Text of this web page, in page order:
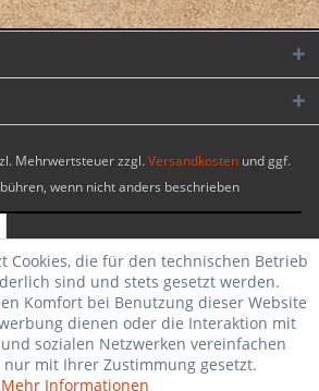
Mehrwertsteuer zzgl.Versandkosten und ggf.
wenn nicht anders beschrieben
Shopware|Theme by WebSelect
Cookies, die für den technischen Betrieb
sind und stets gesetzt werden.
Komfort bei Benutzung dieser Website
dienen oder die Interaktion mit
sozialen Netzwerken vereinfachen
mit Ihrer Zustimmung gesetzt.
Mehr Informationen